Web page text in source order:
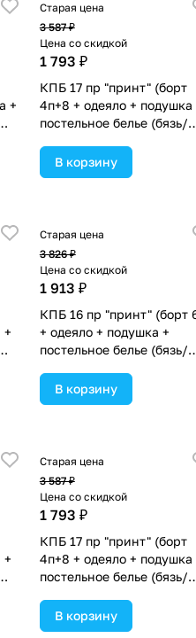
+
в
Старая цена
3 587 ₽
Цена со скидкой
1 793 ₽
КПБ 17 пр "принт" (борт
4п+8 + одеяло + подушка
постельное белье (бязь/
(№П207_4а8бб_02) цвета
ассортименте.
В корзину
+
Старая цена
3 826 ₽
Цена со скидкой
1 913 ₽
КПБ 16 пр "принт" (борт
+ одеяло + подушка +
постельное белье (бязь/
в ассортименте.
В корзину
+
Старая цена
3 587 ₽
Цена со скидкой
1 793 ₽
КПБ 17 пр "принт" (борт
4п+8 + одеяло + подушка
постельное белье (бязь/
(№П207_4а8бб_07) цвета
ассортименте.
В корзину